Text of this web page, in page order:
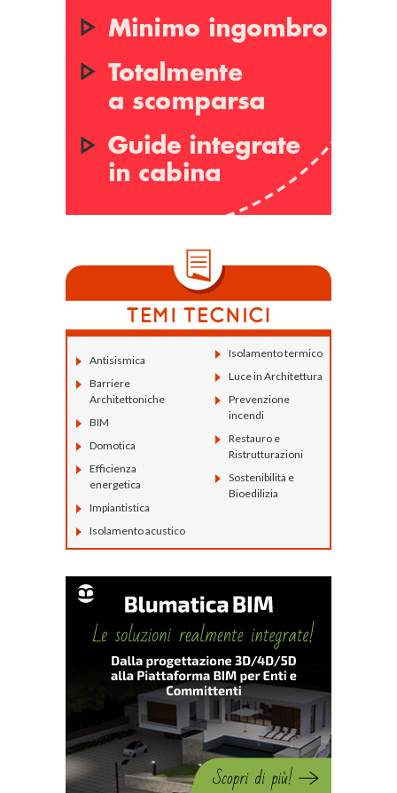
Antisismica
Barriere
Architettoniche
BIM
Domotica
Efficienza
energetica
Impiantistica
Isolamento acustico
Isolamento termico
Luce in Architettura
Prevenzione
incendi
Restauro e
Ristrutturazioni
Sostenibilità e
Bioedilizia